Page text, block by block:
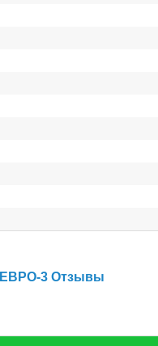
ЕВРО-3 Отзывы